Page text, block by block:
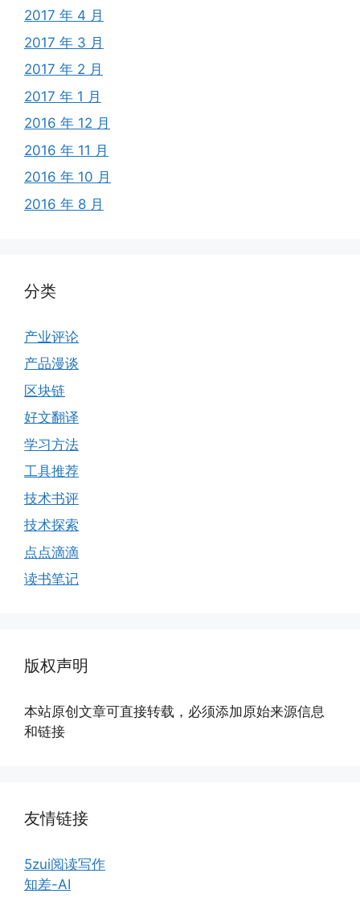
2017 年 4 月
2017 年 3 月
2017 年 2 月
2017 年 1 月
2016 年 12 月
2016 年 11 月
2016 年 10 月
2016 年 8 月
分类
产业评论
产品漫谈
区块链
好文翻译
学习方法
工具推荐
技术书评
技术探索
点点滴滴
读书笔记
版权声明
本站原创文章可直接转载，必须添加原始来源信息
和链接
友情链接
5zui阅读写作
知差-AI